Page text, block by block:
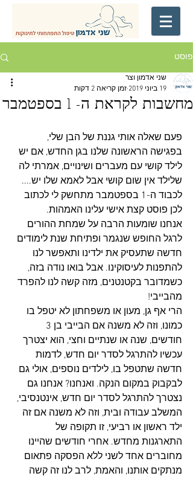
פוסט
מחשבות לקראת ה- 1 בספטמבר
שני אדמון וצר
19 ביוני 2019
זמן קריאה 2 דקות
פעם שאלה אותי גננת של הבן שלי,
בפגישה הראשונה שלנו בגן החדש, אם יש
לילד קושי עם מעברים ושינויים, אמרתי לה
שלילד אין שום קושי אבל לאמא שלו יש....
לכבוד ה-1 בספטמבר מתחשק לי לכתוב
לכן פוסט קצת אישי עלינו האמהות.
אנחנו שומעות הרבה על שמחת ההורים
לרגל החופש שנגמר ופתיחת שנת לימודים
חדשה שתעסיק את ילדינו ותאפשר לנו
להתפנות לעיסוקינו. אבל בואו נודה בזה,
כשמדובר בקטנטנים, מזה קשה לנו להפרד
מהבייבי!
הרי אף גן, מעון או משפחתון לא יטפל בו
חודשים, שנה או שנתיים וחצי, הוא יצטרך
עכשיו להתרגל לסדר יום חדש, לדמות
חדשה שתטפל בו, לילדים נוספים, אולי גם
לבקבוק במקום הנקה. ואנחנו? אנחנו גם
נצטרך להתרגל לסדר יום חדש, אינטנסיבי,
המשלב עבודה ובית, וזה לא משנה אם זה
ילד ראשון או רביעי, זו תקופה של
התארגנות מחדש. אחרי חודשים שהיינו
מחוברים אחד לשני ללא הפסקה פתאום
מנתקים אותנו, והאמת, לרב לנו זה קשה